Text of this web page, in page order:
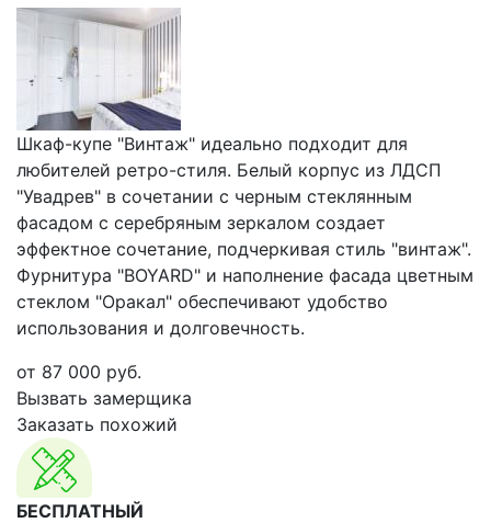
Шкаф-купе "Винтаж" идеально подходит для
любителей ретро-стиля. Белый корпус из ЛДСП
"Увадрев" в сочетании с черным стеклянным
фасадом с серебряным зеркалом создает
эффектное сочетание, подчеркивая стиль "винтаж".
Фурнитура "BOYARD" и наполнение фасада цветным
стеклом "Оракал" обеспечивают удобство
использования и долговечность.
от 87 000 руб.
Вызвать замерщика
Заказать похожий
БЕСПЛАТНЫЙ